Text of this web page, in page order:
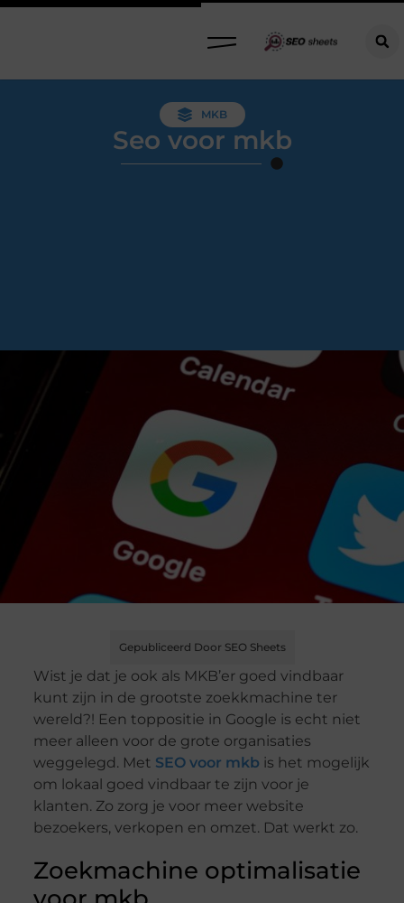
MKB
Seo voor mkb
Gepubliceerd Door SEO Sheets
Wist je dat je ook als MKB’er goed vindbaar
kunt zijn in de grootste zoekkmachine ter
wereld?! Een toppositie in Google is echt niet
meer alleen voor de grote organisaties
weggelegd. Met SEO voor mkb is het mogelijk
om lokaal goed vindbaar te zijn voor je
klanten. Zo zorg je voor meer website
bezoekers, verkopen en omzet. Dat werkt zo.
Zoekmachine optimalisatie